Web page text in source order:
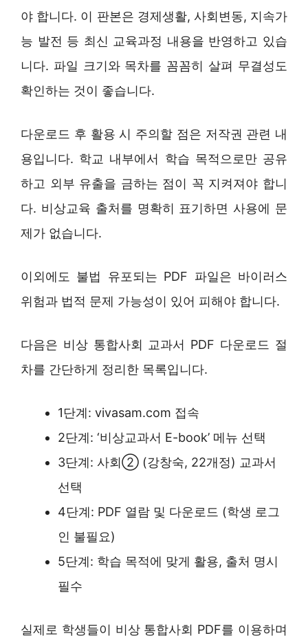
야 합니다. 이 판본은 경제생활, 사회변동, 지속가
능 발전 등 최신 교육과정 내용을 반영하고 있습
니다. 파일 크기와 목차를 꼼꼼히 살펴 무결성도
확인하는 것이 좋습니다.
다운로드 후 활용 시 주의할 점은 저작권 관련 내
용입니다. 학교 내부에서 학습 목적으로만 공유
하고 외부 유출을 금하는 점이 꼭 지켜져야 합니
다. 비상교육 출처를 명확히 표기하면 사용에 문
제가 없습니다.
이외에도 불법 유포되는 PDF 파일은 바이러스
위험과 법적 문제 가능성이 있어 피해야 합니다.
다음은 비상 통합사회 교과서 PDF 다운로드 절
차를 간단하게 정리한 목록입니다.
1단계: vivasam.com 접속
2단계: ‘비상교과서 E-book’ 메뉴 선택
3단계: 사회② (강창숙, 22개정) 교과서
선택
4단계: PDF 열람 및 다운로드 (학생 로그
인 불필요)
5단계: 학습 목적에 맞게 활용, 출처 명시
필수
실제로 학생들이 비상 통합사회 PDF를 이용하며